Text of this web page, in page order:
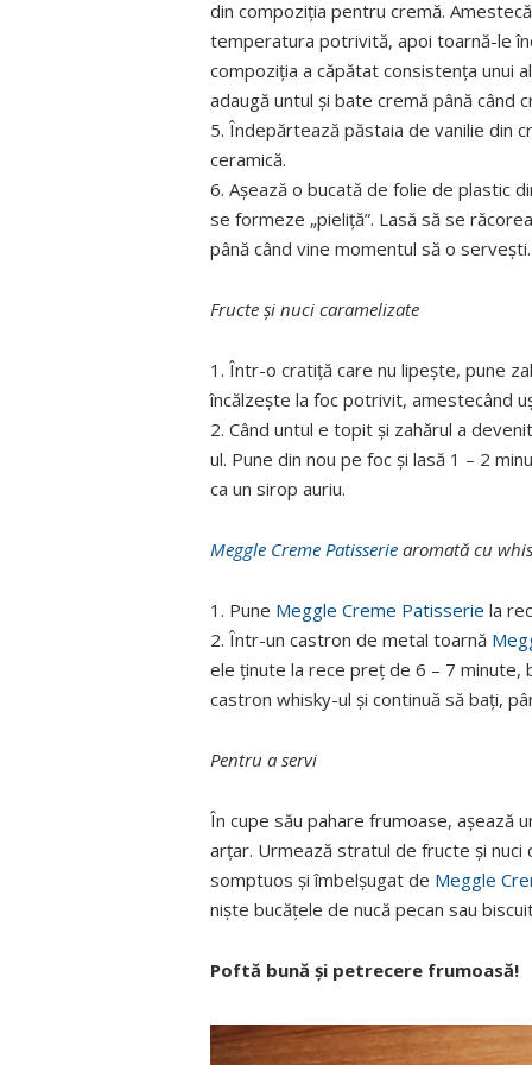
din compoziţia pentru cremă.
temperatura potrivită, apoi toarnă-le
compoziţia a căpătat consistenţa unui
adaugă untul şi bate cremă până când
5. Îndepărtează păstaia de vanilie din
ceramică.
6. Aşează o bucată de folie de plastic
se formeze „pieliţă”. Lasă să se
până când vine momentul să o serveşti.
Fructe şi nuci caramelizate
1. Într-o cratiţă care nu lipeşte, pune
încălzeşte la foc potrivit, amestecând
2. Când untul e topit şi zahărul a
ul. Pune din nou pe foc şi lasă 1 – 2
ca un sirop auriu.
Meggle Creme Patisserie aromată cu
1. Pune Meggle Creme Patisserie la
2. Într-un castron de metal toarnă
ele ţinute la rece preţ de 6 – 7 minute,
castron whisky-ul şi continuă să baţi,
Pentru a servi
În cupe său pahare frumoase, aşează
arţar. Urmează stratul de fructe şi nuci
somptuos şi îmbelşugat de Meggle
niște bucățele de nucă pecan sau
Poftă bună şi petrecere frumoasă!